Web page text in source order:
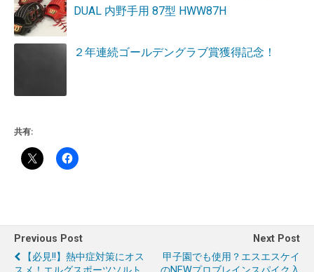
DUAL 内野手用 87型 HWW87H
２年連続ゴールデングラブ賞獲得記念！
共有:
Previous Post
【必見!!】熱中症対策にオス
Next Post
甲子園でも使用？エスエスケイ